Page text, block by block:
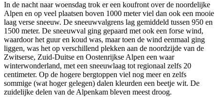
In de nacht naar woensdag trok er een koufront over de noordelijke
Alpen en op veel plaatsen boven 1000 meter viel dan ook een mooie
laag verse sneeuw. De sneeuwvalgrens lag gemiddeld tussen 950 en
1500 meter. De sneeuwval ging gepaard met ook een forse wind,
waardoor het guur en koud was, maar toen de wind eenmaal ging
liggen, was het op verschillend plekken aan de noordzijde van de
Zwitserse, Zuid-Duitse en Oostenrijkse Alpen een waar
winterwonderland, met een sneeuwlaag tot regionaal zelfs 20
centimeter. Op de hogere bergtoppen viel nog meer en zelfs
sommige (wat hoger gelegen) dalen kleurden een beetje wit. De
zuidelijke delen van de Alpenkam bleven meest droog.